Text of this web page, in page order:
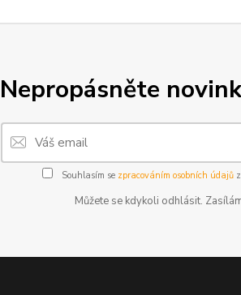
Nepropásněte
Souhlasím se zpracováním osobních údajů
Můžete se kdykoli odhlásit.